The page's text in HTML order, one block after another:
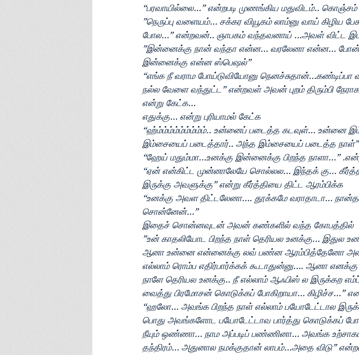
“பரவாயில்லை...” என்றபடி முணங்கிய மதுவிடம்.. கொஞ்சம்
”நெருப்பு வளையம்… சக்கர வியூகம் லாம்னு வாய் கிழிய
போல…” என்றவன்.. ஞாபகம் வந்தவனாய் …அவள் விட்ட
”இன்னைக்கு நான் வந்தா என்ன… வரலேனா என்ன… போன்
இன்னைக்கு என்ன ஸ்பெஷல்”
“எங்க நீ வராம போய்டுவியோனு
நல்ல வேளை வந்துட்ட” என்றவள் அவன் புறம் திரும்பி
என்று கேட்க…
எதுக்கு… என்று புரியாமல் கேட்க
“ஹ்ம்ம்ம்ம்ம்ம்ம்ம்ம்.. உன்னைப் படைத்த கடவுள்… உன்னை
இம்சையைப் படைத்தார்.. அந்த இம்சையைப் படைத்த நாள்”
“ஹேய் மதும்மா…உனக்கு இன்னைக்கு பிறந்த நாளா…”
“ஏன் என்கிட்ட முன்னாலேயே சொல்லல… இந்தக் கு…
இருக்கு அவளுக்கு” என்று கீர்த்தியை திட்ட ஆரம்பிக்க
“உனக்கு அவள திட்டலேனா…. தூக்கமே வராதாடா…
சொன்னேன்…”
இதைச் சொன்னவுடன் அவன் கண்களில் வந்த கோபத்தில்
”உன் காதலியோட பிறந்த நாள் தெரியல உனக்கு… இதுல
ஆனா உன்னை என்னைக்கு லவ் பண்ன ஆரம்பித்தேனோ
எல்லாம் ரொம்ப எதிர்பார்க்கக் கூடாதுன்னு…. ஆனா
நாளே தெரியல உனக்கு.. நீ எல்லாம் ஆஃபிஸ் ல இருக்கற
வைத்து பிரமோசன் கொடுக்கப் போகிறாயா… கிழிச்ச…”
“ஹலோ… அவங்க பிறந்த நாள் எல்லாம் பயோடேட்டால
பொது அவங்களோட பயோடேட்டாவ பார்த்து கொடுக்கப்
நீயும் ஒண்ணா… நாம அப்படிப் பண்ணினா… அவங்க
தந்திரம்… அதுனால நமக்குதான் லாபம்…அதை விடு”